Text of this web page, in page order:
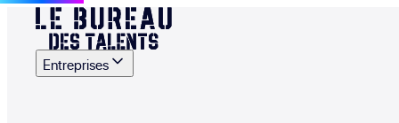
Entreprises